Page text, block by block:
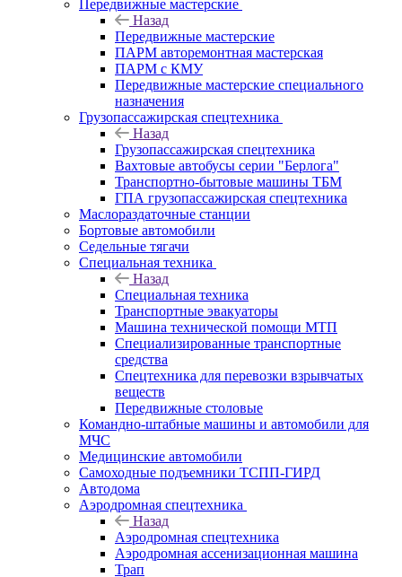
Передвижные мастерские
Назад
Передвижные мастерские
ПАРМ авторемонтная мастерская
ПАРМ с КМУ
Передвижные мастерские специального
назначения
Грузопассажирская спецтехника
Назад
Грузопассажирская спецтехника
Вахтовые автобусы серии "Берлога"
Транспортно-бытовые машины ТБМ
ГПА грузопассажирская спецтехника
Маслораздаточные станции
Бортовые автомобили
Седельные тягачи
Специальная техника
Назад
Специальная техника
Транспортные эвакуаторы
Машина технической помощи МТП
Специализированные транспортные
средства
Спецтехника для перевозки взрывчатых
веществ
Передвижные столовые
Командно-штабные машины и автомобили для
МЧС
Медицинские автомобили
Самоходные подъемники ТСПП-ГИРД
Автодома
Аэродромная спецтехника
Назад
Аэродромная спецтехника
Аэродромная ассенизационная машина
Трап